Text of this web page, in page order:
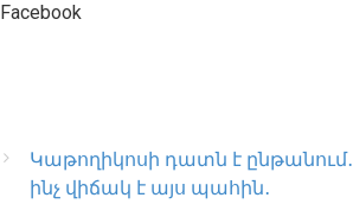
Facebook
Կաթողիկոսի դատն է ընթանում․
ինչ վիճակ է այս պահին․